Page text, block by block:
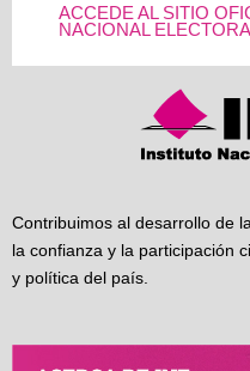
ACCEDE AL SITIO
NACIONAL
Contribuimos al desarrollo de
la confianza y la participación
y política del país.